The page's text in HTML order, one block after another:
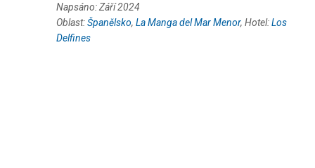
Napsáno: Září 2024
Oblast:Španělsko, La Manga del Mar Menor, Hotel:Los
Delfines